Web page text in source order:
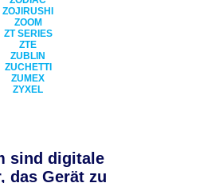
ZOJIRUSHI
ZOOM
ZT SERIES
ZTE
ZUBLIN
ZUCHETTI
ZUMEX
ZYXEL
sind digitale
das Gerät zu